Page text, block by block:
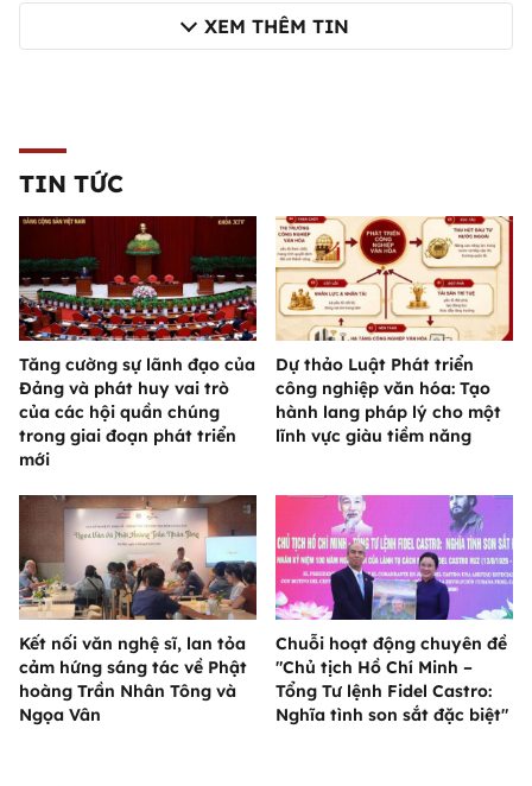
XEM THÊM TIN
TIN TỨC
Tăng cường sự lãnh đạo của
Đảng và phát huy vai trò
của các hội quần chúng
trong giai đoạn phát triển
mới
Dự thảo Luật Phát triển
công nghiệp văn hóa: Tạo
hành lang pháp lý cho một
lĩnh vực giàu tiềm năng
Kết nối văn nghệ sĩ, lan tỏa
cảm hứng sáng tác về Phật
hoàng Trần Nhân Tông và
Ngọa Vân
Chuỗi hoạt động chuyên đề
"Chủ tịch Hồ Chí Minh –
Tổng Tư lệnh Fidel Castro:
Nghĩa tình son sắt đặc biệt"